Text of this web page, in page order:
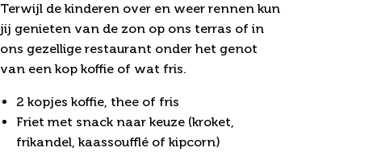
Terwijl de kinderen over en weer rennen kun
jij genieten van de zon op ons terras of in
ons gezellige restaurant onder het genot
van een kop koffie of wat fris.
2 kopjes koffie, thee of fris
Friet met snack naar keuze (kroket,
frikandel, kaassoufflé of kipcorn)